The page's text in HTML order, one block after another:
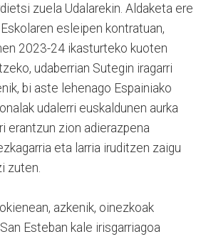
zuela Udalarekin. Aldaketa ere
esleipen kontratuan,
2023-24 ikasturteko kuoten
udaberrian Sutegin iragarri
bi aste lehenago Espainiako
udalerri euskaldunen aurka
erantzun zion adierazpena
eta larria iruditzen zaigu
zuten.
azkenik, oinezkoak
Esteban kale irisgarriagoa